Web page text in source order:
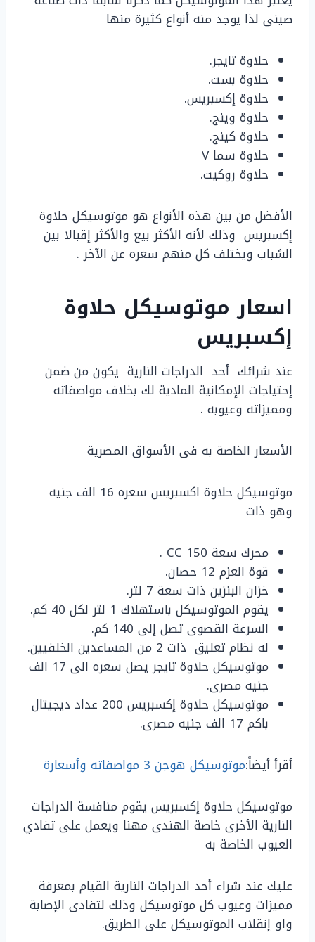
صينى لذا يوجد منه أنواع كثيرة منها
حلاوة تايجر.
حلاوة بست.
حلاوة إكسبريس.
حلاوة وينج.
حلاوة كينج.
حلاوة سما V
حلاوة روكيت.
الأفضل من بين هذه الأنواع هو موتوسيكل حلاوة
إكسبريس وذلك لأنه الأكثر بيع والأكثر إقبالا بين
الشباب ويختلف كل منهم سعره عن الآخر .
اسعار موتوسيكل حلاوة
إكسبريس
عند شرائك أحد الدراجات النارية يكون من ضمن
إحتياجات الإمكانية المادية لك بخلاف مواصفاته
ومميزاته وعيوبه .
الأسعار الخاصة به فى الأسواق المصرية
موتوسيكل حلاوة اكسبريس سعره 16 الف جنيه
وهو ذات
محرك سعة 150 CC .
قوة العزم 12 حصان.
خزان البنزين ذات سعة 7 لتر.
يقوم الموتوسيكل باستهلاك 1 لتر لكل 40 كم.
السرعة القصوى تصل إلى 140 كم.
له نظام تعليق ذات 2 من المساعدين الخلفيين.
موتوسيكل حلاوة تايجر يصل سعره الى 17 الف
جنيه مصرى.
موتوسيكل حلاوة إكسبريس 200 عداد ديجيتال
باكم 17 الف جنيه مصرى.
أقرأ أيضاً:موتوسيكل هوجن 3 مواصفاته وأسعارة
موتوسيكل حلاوة إكسبريس يقوم منافسة الدراجات
النارية الأخرى خاصة الهندى مهنا ويعمل على تفادي
العيوب الخاصة به
عليك عند شراء أحد الدراجات النارية القيام بمعرفة
مميزات وعيوب كل موتوسيكل وذلك لتفادى الإصابة
واو إنقلاب الموتوسيكل على الطريق.